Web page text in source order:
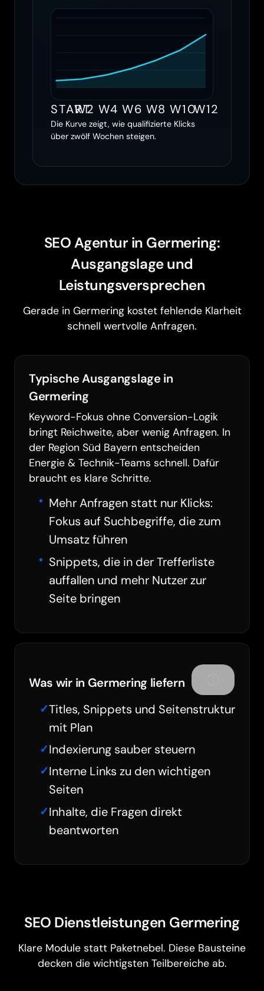
START
W2 W4 W6 W8 W10W12
Die Kurve zeigt, wie qualifizierte Klicks
über zwölf Wochen steigen.
SEO Agentur in Germering:
Ausgangslage und
Leistungsversprechen
Gerade in Germering kostet fehlende Klarheit
schnell wertvolle Anfragen.
Typische Ausgangslage in
Germering
Keyword-Fokus ohne Conversion-Logik
bringt Reichweite, aber wenig Anfragen. In
der Region Süd Bayern entscheiden
Energie & Technik-Teams schnell. Dafür
braucht es klare Schritte.
Mehr Anfragen statt nur Klicks:
Fokus auf Suchbegriffe, die zum
Umsatz führen
Snippets, die in der Trefferliste
auffallen und mehr Nutzer zur
Seite bringen
Was wir in Germering liefern
Titles, Snippets und Seitenstruktur
mit Plan
Indexierung sauber steuern
Interne Links zu den wichtigen
Seiten
Inhalte, die Fragen direkt
beantworten
SEO Dienstleistungen Germering
Klare Module statt Paketnebel. Diese Bausteine
decken die wichtigsten Teilbereiche ab.